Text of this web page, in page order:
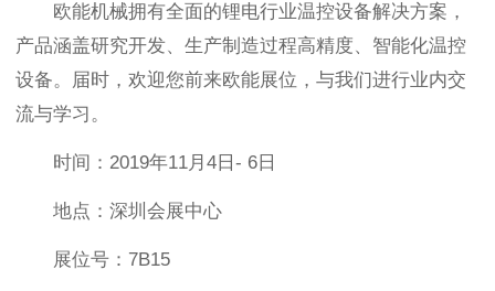
欧能机械拥有全面的锂电行业温控设备解决方案，
产品涵盖研究开发、生产制造过程高精度、智能化温控
设备。届时，欢迎您前来欧能展位，与我们进行业内交
流与学习。
时间：2019年11月4日- 6日
地点：深圳会展中心
展位号：7B15